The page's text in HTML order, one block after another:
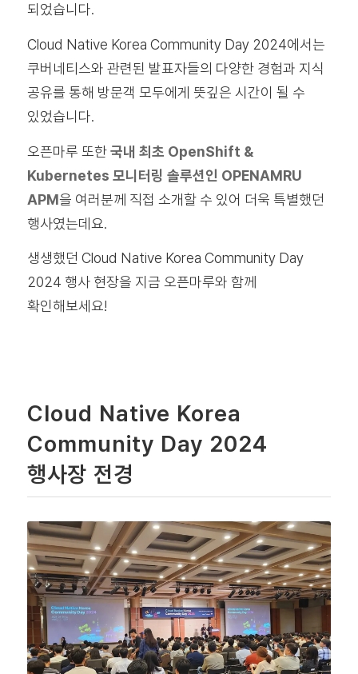
되었습니다.
Cloud Native Korea Community Day 2024에서는
쿠버네티스와 관련된 발표자들의 다양한 경험과 지식
공유를 통해 방문객 모두에게 뜻깊은 시간이 될 수
있었습니다.
오픈마루 또한국내 최초 OpenShift &
Kubernetes 모니터링 솔루션인 OPENAMRU
APM을 여러분께 직접 소개할 수 있어 더욱 특별했던
행사였는데요.
생생했던 Cloud Native Korea Community Day
2024 행사 현장을 지금 오픈마루와 함께
확인해보세요!
Cloud Native Korea
Community Day 2024
행사장 전경